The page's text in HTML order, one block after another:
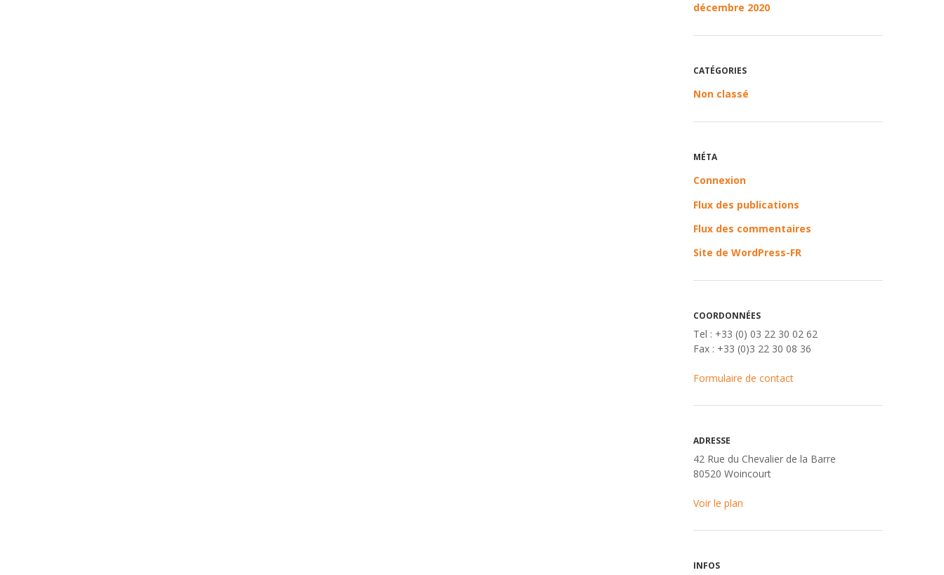
décembre 2020
CATÉGORIES
Non classé
MÉTA
Connexion
Flux des publications
Flux des commentaires
Site de WordPress-FR
COORDONNÉES
Tel : +33 (0) 03 22 30 02 62
Fax : +33 (0)3 22 30 08 36
Formulaire de contact
ADRESSE
42 Rue du Chevalier de la Barre
80520 Woincourt
Voir le plan
INFOS